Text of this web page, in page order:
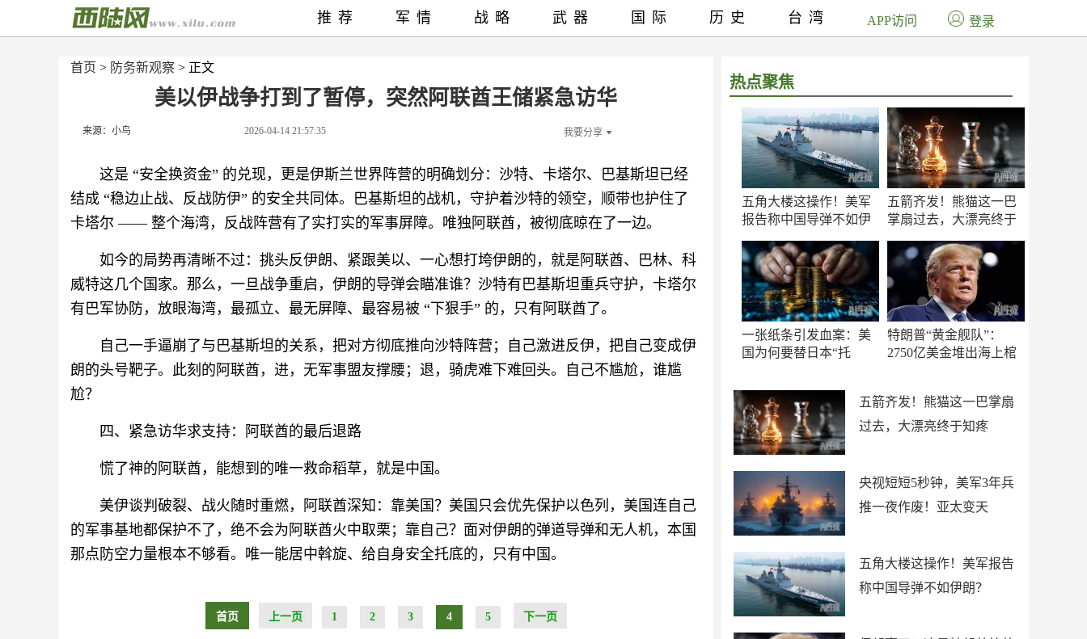
首页 > 防务新观察 > 正文
美以伊战争打到了暂停，突然阿联酋王储紧急访华
来源：小鸟 2026-04-14 21:57:35 我要分享
这是 “安全换资金” 的兑现，更是伊斯兰世界阵营的明确划分：沙特、卡塔尔、巴基斯坦已经
结成 “稳边止战、反战防伊” 的安全共同体。巴基斯坦的战机，守护着沙特的领空，顺带也护住了
卡塔尔 —— 整个海湾，反战阵营有了实打实的军事屏障。唯独阿联酋，被彻底晾在了一边。
如今的局势再清晰不过：挑头反伊朗、紧跟美以、一心想打垮伊朗的，就是阿联酋、巴林、科
威特这几个国家。那么，一旦战争重启，伊朗的导弹会瞄准谁？沙特有巴基斯坦重兵守护，卡塔尔
有巴军协防，放眼海湾，最孤立、最无屏障、最容易被 “下狠手” 的，只有阿联酋了。
自己一手逼崩了与巴基斯坦的关系，把对方彻底推向沙特阵营；自己激进反伊，把自己变成伊
朗的头号靶子。此刻的阿联酋，进，无军事盟友撑腰；退，骑虎难下难回头。自己不尴尬，谁尴
尬？
四、紧急访华求支持：阿联酋的最后退路
慌了神的阿联酋，能想到的唯一救命稻草，就是中国。
美伊谈判破裂、战火随时重燃，阿联酋深知：靠美国？美国只会优先保护以色列，美国连自己
的军事基地都保护不了，绝不会为阿联酋火中取栗；靠自己？面对伊朗的弹道导弹和无人机，本国
那点防空力量根本不够看。唯一能居中斡旋、给自身安全托底的，只有中国。
首页 上一页 1 2 3 4 5 下一页
热点聚焦
五角大楼这操作！美军
报告称中国导弹不如伊
五箭齐发！熊猫这一巴
掌扇过去，大漂亮终于
一张纸条引发血案：美
国为何要替日本“托
特朗普“黄金舰队”：
2750亿美金堆出海上棺
五箭齐发！熊猫这一巴掌扇
过去，大漂亮终于知疼
央视短短5秒钟，美军3年兵
推一夜作废！亚太变天
五角大楼这操作！美军报告
称中国导弹不如伊朗？
推荐 军情 战略 武器 国际 历史 台湾 APP访问 登录